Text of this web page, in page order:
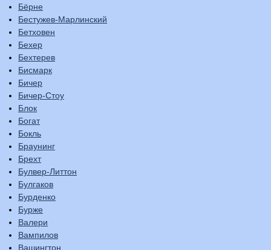
Бёрне
Бестужев-Марлинский
Бетховен
Бехер
Бехтерев
Бисмарк
Бичер
Бичер-Стоу
Блок
Богат
Бокль
Браунинг
Брехт
Булвер-Литтон
Булгаков
Бурденко
Бурже
Валери
Вампилов
Вашингтон